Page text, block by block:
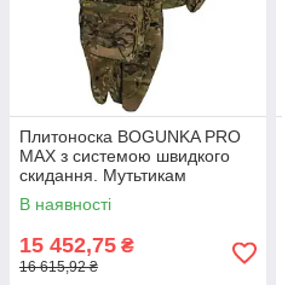
Плитоноска BOGUNKA PRO
MAX з системою швидкого
скидання. Мутьтикам
В наявності
15 452,75 ₴
16 615,92 ₴